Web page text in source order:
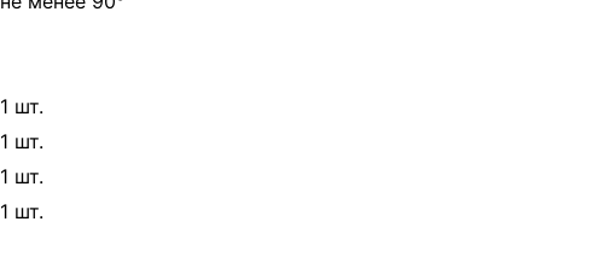
1 шт.
1 шт.
1 шт.
1 шт.